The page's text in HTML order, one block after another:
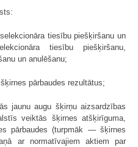
tiesību piešķiršanu un
tiesību piešķiršanu,
un anulēšanu;
pārbaudes rezultātus;
jaunu augu šķirņu aizsardzības
veiktās šķirnes atšķirīguma,
pārbaudes (turpmāk — šķirnes
ar normatīvajiem aktiem par